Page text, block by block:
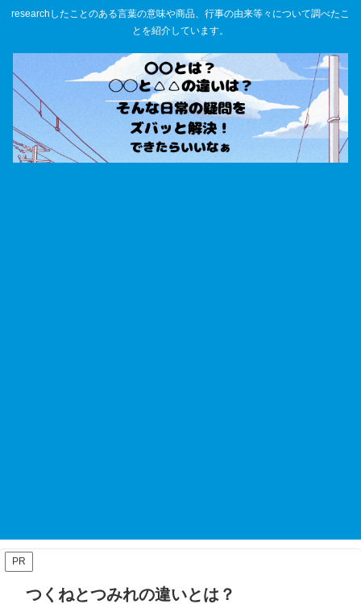
researchしたことのある言葉の意味や商品、行事の由来等々について調べたこ
とを紹介しています。
PR
つくねとつみれの違いとは？